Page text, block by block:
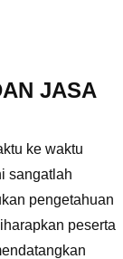
JASA
ke waktu
sangatlah
pengetahuan
peserta